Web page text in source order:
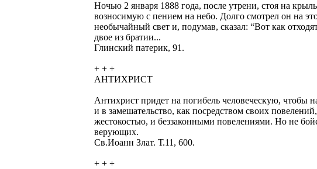
Ночью 2 января 1888 года, после утрени, стоя на
возносимую с пением на небо. Долго смотрел он на
необычайный свет и, подумав, сказал: “Вот как
двое из братии...
Глинский патерик, 91.
+ + +
АНТИХРИСТ
Антихрист придет на погибель человеческую, чтобы
и в замешательство, как посредством своих
жестокостью, и беззаконными повелениями. Но не
верующих.
Св.Иоанн Злат. Т.11, 600.
+ + +